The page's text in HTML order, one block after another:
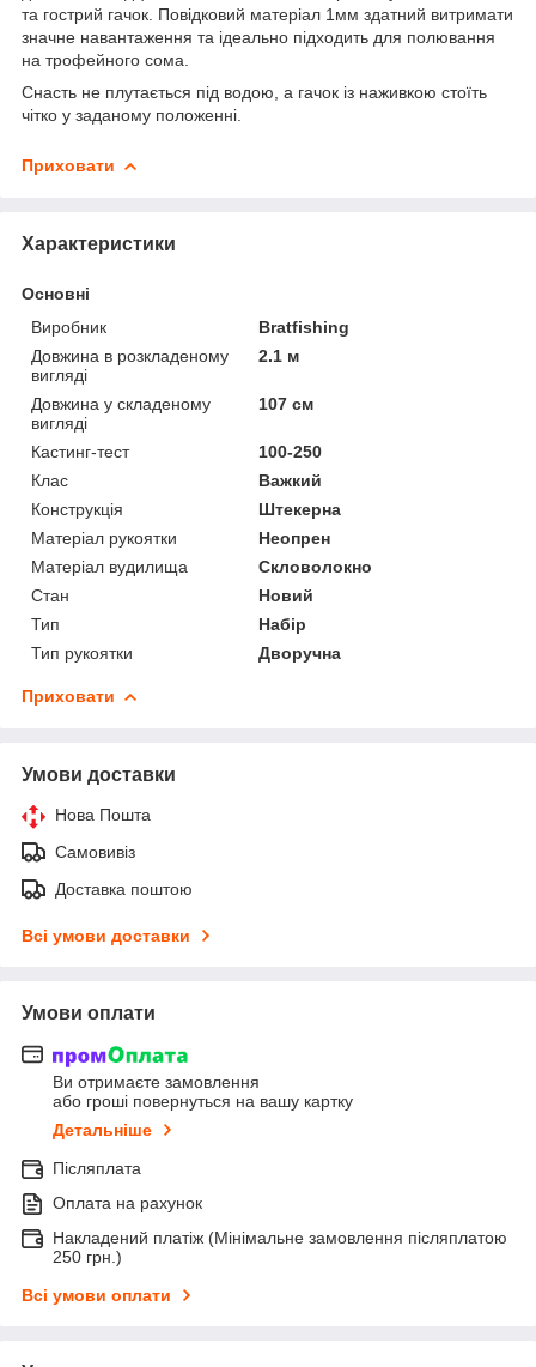
та гострий гачок. Повідковий матеріал 1мм здатний витримати
значне навантаження та ідеально підходить для полювання
на трофейного сома.
Снасть не плутається під водою, а гачок із наживкою стоїть
чітко у заданому положенні.
Приховати
Характеристики
Основні
Виробник
Bratfishing
Довжина в розкладеному
вигляді
2.1 м
Довжина у складеному
вигляді
107 см
Кастинг-тест
100-250
Клас
Важкий
Конструкція
Штекерна
Матеріал рукоятки
Неопрен
Матеріал вудилища
Скловолокно
Стан
Новий
Тип
Набір
Тип рукоятки
Дворучна
Приховати
Умови доставки
Нова Пошта
Самовивіз
Доставка поштою
Всі умови доставки
Умови оплати
Ви отримаєте замовлення
або гроші повернуться на вашу картку
Детальніше
Післяплата
Оплата на рахунок
Накладений платіж (Мінімальне замовлення післяплатою
250 грн.)
Всі умови оплати